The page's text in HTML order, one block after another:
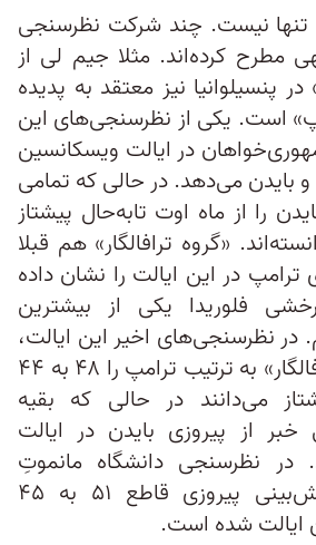
تنها نیست. چند شرکت نظرسنجی
مطرح کرده‌اند. مثلا جیم لی از
پنسیلوانیا نیز معتقد به پدیده
است. یکی از نظرسنجی‌های این
در ایالت ویسکانسین
و بایدن می‌دهد. در حالی که تمامی
را از ماه اوت تابه‌حال پیشتاز
«گروه ترافالگار» هم قبلا
در این ایالت را نشان داده
فلوریدا یکی از بیشترین
در نظرسنجی‌های اخیر این ایالت،
«ساسکیهانا» و «ترافالگار» به ترتیب ترامپ را ۴۸ به ۴۴
به ۴۷ پیشتاز می‌دانند در حالی که بقیه
از پیروزی بایدن در ایالت
در نظرسنجی دانشگاه مانموتِ
نیوجرسی حتی پیش‌بینی پیروزی قاطع ۵۱ به ۴۵
ایالت شده است.